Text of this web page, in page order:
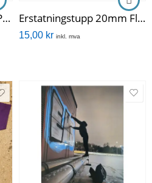
Erstatningstupp 15mm Paint Erstatningstupp 20mm Flat Tip Ink
15,00 kr inkl. mva